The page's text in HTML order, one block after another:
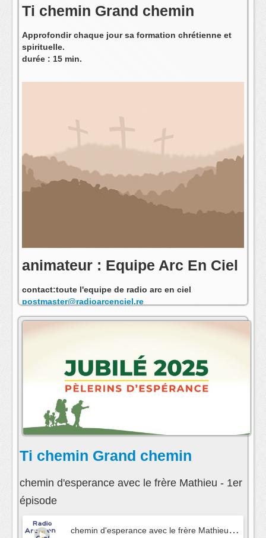
Ti chemin Grand chemin
Approfondir chaque jour sa formation chrétienne et
spirituelle.
durée : 15 min.
animateur : Equipe Arc En Ciel
contact:toute l'equipe de radio arc en ciel
postmaster@radioarcenciel.re
Ti chemin Grand chemin
chemin d'esperance avec le frère Mathieu - 1er
épisode
c
hemin d'esperance avec le frère Mathieu - 1er épisode